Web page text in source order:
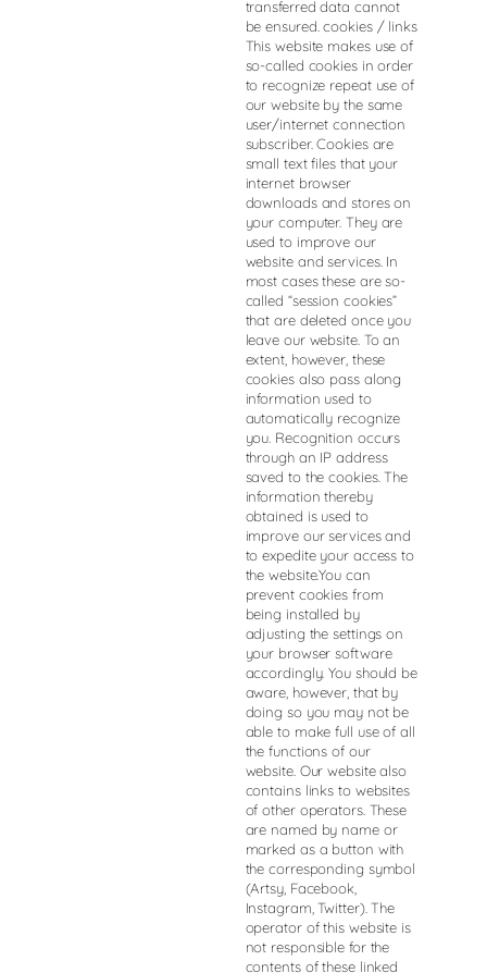
transferred data cannot
be ensured. cookies / links
This website makes use of
so-called cookies in order
to recognize repeat use of
our website by the same
user/internet connection
subscriber. Cookies are
small text files that your
internet browser
downloads and stores on
your computer. They are
used to improve our
website and services. In
most cases these are so-
called “session cookies”
that are deleted once you
leave our website. To an
extent, however, these
cookies also pass along
information used to
automatically recognize
you. Recognition occurs
through an IP address
saved to the cookies. The
information thereby
obtained is used to
improve our services and
to expedite your access to
the website.You can
prevent cookies from
being installed by
adjusting the settings on
your browser software
accordingly. You should be
aware, however, that by
doing so you may not be
able to make full use of all
the functions of our
website. Our website also
contains links to websites
of other operators. These
are named by name or
marked as a button with
the corresponding symbol
(Artsy, Facebook,
Instagram, Twitter). The
operator of this website is
not responsible for the
contents of these linked